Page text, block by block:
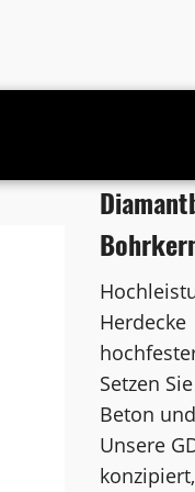
Ø 61,5 mm
Herdecke
Setzen
Beton
Unsere